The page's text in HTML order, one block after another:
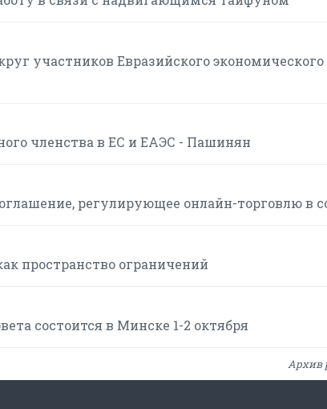
участников Евразийского экономического
членства в ЕС и ЕАЭС - Пашинян
регулирующее онлайн-торговлю в
пространство ограничений
состоится в Минске 1-2 октября
Архив